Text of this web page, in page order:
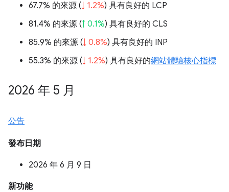
67.7% 的來源 (↓ 1.2%) 具有良好的 LCP
81.4% 的來源 (↑ 0.1%) 具有良好的 CLS
85.9% 的來源 (↓ 0.8%) 具有良好的 INP
55.3% 的來源 (↓ 1.2%) 具有良好的網站體驗核心指標
2026 年 5 月
公告
發布日期
2026 年 6 月 9 日
新功能